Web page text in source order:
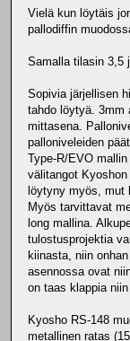
Vielä kun löytäis
pallodiffin
Samalla tilasin 3,5
Sopivia järjellisen
tahdo löytyä. 3mm
mittasena.
palloniveleiden
Type-R/EVO
välitangot
löytyny myös, mut
Myös tarvittavat
long mallina.
tulostusprojektia
kiinasta, niin
asennossa ovat
on taas klappia
Kyosho RS-148
metallinen ratas